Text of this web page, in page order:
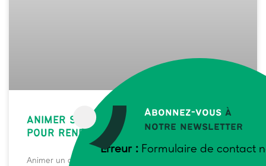
Abonnez-vous à
notre newsletter
Erreur : Formulaire de contact
ANIMER SEREINEMENT UN COLLECTIF
POUR RENFORCER SON AUTONOMIE
Animer un collectif d’agriculteurs et d’agricultrices, qu’il